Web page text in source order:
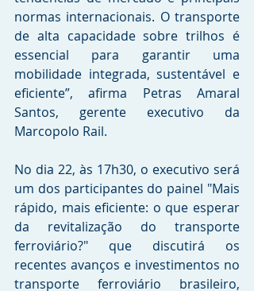
normas internacionais. O transporte
de alta capacidade sobre trilhos é
essencial para garantir uma
mobilidade integrada, sustentável e
eficiente”, afirma Petras Amaral
Santos, gerente executivo da
Marcopolo Rail.
No dia 22, às 17h30, o executivo será
um dos participantes do painel "Mais
rápido, mais eficiente: o que esperar
da revitalização do transporte
ferroviário?" que discutirá os
recentes avanços e investimentos no
transporte ferroviário brasileiro,